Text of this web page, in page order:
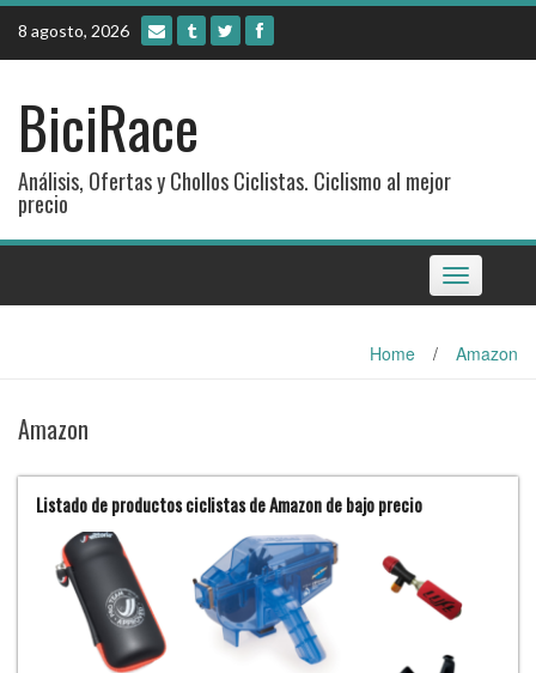
Skip
content
8 agosto, 2026
BiciRace
Análisis, Ofertas y Chollos Ciclistas. Ciclismo al mejor
precio
Toggle
navigation
Home / Amazon
Amazon
Listado de productos ciclistas de Amazon de bajo precio